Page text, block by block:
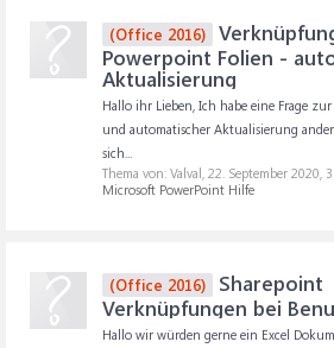
(Office 2016)
Powerpoint Folien -
Aktualisierung
Hallo ihr Lieben, Ich habe eine Frage
und automatischer Aktualisierung
sich...
Thema von: Valval, 22. September 2020,
Microsoft PowerPoint Hilfe
(Office 2016)
Sharepoint
Verknüpfungen bei
Hallo wir würden gerne ein Excel